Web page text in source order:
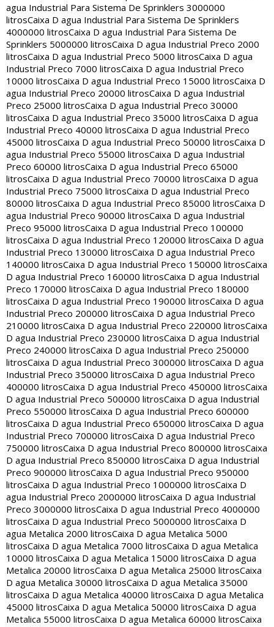
agua Industrial Para Sistema De Sprinklers 3000000
litrosCaixa D agua Industrial Para Sistema De Sprinklers
4000000 litrosCaixa D agua Industrial Para Sistema De
Sprinklers 5000000 litrosCaixa D agua Industrial Preco 2000
litrosCaixa D agua Industrial Preco 5000 litrosCaixa D agua
Industrial Preco 7000 litrosCaixa D agua Industrial Preco
10000 litrosCaixa D agua Industrial Preco 15000 litrosCaixa D
agua Industrial Preco 20000 litrosCaixa D agua Industrial
Preco 25000 litrosCaixa D agua Industrial Preco 30000
litrosCaixa D agua Industrial Preco 35000 litrosCaixa D agua
Industrial Preco 40000 litrosCaixa D agua Industrial Preco
45000 litrosCaixa D agua Industrial Preco 50000 litrosCaixa D
agua Industrial Preco 55000 litrosCaixa D agua Industrial
Preco 60000 litrosCaixa D agua Industrial Preco 65000
litrosCaixa D agua Industrial Preco 70000 litrosCaixa D agua
Industrial Preco 75000 litrosCaixa D agua Industrial Preco
80000 litrosCaixa D agua Industrial Preco 85000 litrosCaixa D
agua Industrial Preco 90000 litrosCaixa D agua Industrial
Preco 95000 litrosCaixa D agua Industrial Preco 100000
litrosCaixa D agua Industrial Preco 120000 litrosCaixa D agua
Industrial Preco 130000 litrosCaixa D agua Industrial Preco
140000 litrosCaixa D agua Industrial Preco 150000 litrosCaixa
D agua Industrial Preco 160000 litrosCaixa D agua Industrial
Preco 170000 litrosCaixa D agua Industrial Preco 180000
litrosCaixa D agua Industrial Preco 190000 litrosCaixa D agua
Industrial Preco 200000 litrosCaixa D agua Industrial Preco
210000 litrosCaixa D agua Industrial Preco 220000 litrosCaixa
D agua Industrial Preco 230000 litrosCaixa D agua Industrial
Preco 240000 litrosCaixa D agua Industrial Preco 250000
litrosCaixa D agua Industrial Preco 300000 litrosCaixa D agua
Industrial Preco 350000 litrosCaixa D agua Industrial Preco
400000 litrosCaixa D agua Industrial Preco 450000 litrosCaixa
D agua Industrial Preco 500000 litrosCaixa D agua Industrial
Preco 550000 litrosCaixa D agua Industrial Preco 600000
litrosCaixa D agua Industrial Preco 650000 litrosCaixa D agua
Industrial Preco 700000 litrosCaixa D agua Industrial Preco
750000 litrosCaixa D agua Industrial Preco 800000 litrosCaixa
D agua Industrial Preco 850000 litrosCaixa D agua Industrial
Preco 900000 litrosCaixa D agua Industrial Preco 950000
litrosCaixa D agua Industrial Preco 1000000 litrosCaixa D
agua Industrial Preco 2000000 litrosCaixa D agua Industrial
Preco 3000000 litrosCaixa D agua Industrial Preco 4000000
litrosCaixa D agua Industrial Preco 5000000 litrosCaixa D
agua Metalica 2000 litrosCaixa D agua Metalica 5000
litrosCaixa D agua Metalica 7000 litrosCaixa D agua Metalica
10000 litrosCaixa D agua Metalica 15000 litrosCaixa D agua
Metalica 20000 litrosCaixa D agua Metalica 25000 litrosCaixa
D agua Metalica 30000 litrosCaixa D agua Metalica 35000
litrosCaixa D agua Metalica 40000 litrosCaixa D agua Metalica
45000 litrosCaixa D agua Metalica 50000 litrosCaixa D agua
Metalica 55000 litrosCaixa D agua Metalica 60000 litrosCaixa